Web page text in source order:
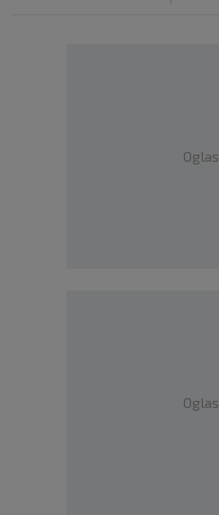
Oglas
Oglas